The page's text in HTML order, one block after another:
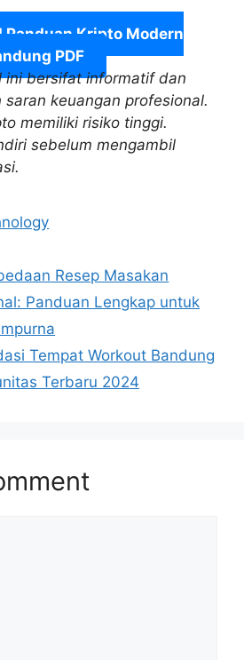
Panduan Kripto Modern
PDF
ini bersifat informatif dan
keuangan profesional.
memiliki risiko tinggi.
sebelum mengambil
Resep Masakan
Panduan Lengkap untuk
Tempat Workout Bandung
Terbaru 2024